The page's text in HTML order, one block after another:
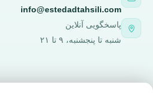
info@estedadtahsili.com
پاسخگویی آنلاین
شنبه تا پنجشنبه، ۹ تا ۲۱